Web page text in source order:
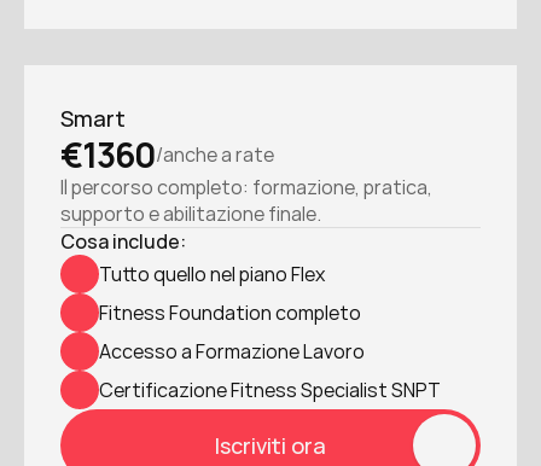
Smart
€1360/anche a rate
Il percorso completo: formazione, pratica,
supporto e abilitazione finale.
Cosa include:
Tutto quello nel piano Flex
Fitness Foundation completo
Accesso a Formazione Lavoro
Certificazione Fitness Specialist SNPT
Iscriviti ora